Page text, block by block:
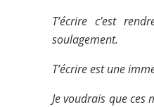
Tʼécrire c’est
soulagement.
Tʼécrire est une
Je voudrais que